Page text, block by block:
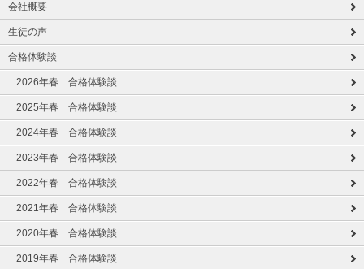
会社概要
生徒の声
合格体験談
2026年春 合格体験談
2025年春 合格体験談
2024年春 合格体験談
2023年春 合格体験談
2022年春 合格体験談
2021年春 合格体験談
2020年春 合格体験談
2019年春 合格体験談